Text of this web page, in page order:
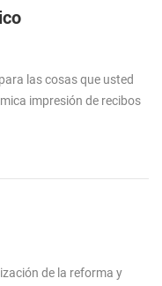
las cosas que usted
impresión de recibos
de la reforma y